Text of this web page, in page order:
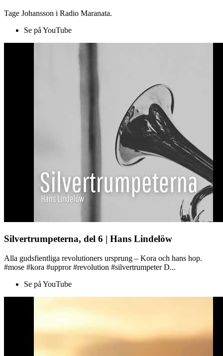
Tage Johansson i Radio Maranata.
Se på YouTube
Silvertrumpeterna, del 6 | Hans Lindelöw
Alla gudsfientliga revolutioners ursprung – Kora och hans hop.
#mose #kora #uppror #revolution #silvertrumpeter D...
Se på YouTube